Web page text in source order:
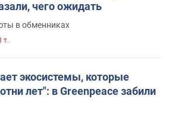
чего ожидать
в обменниках
т.
экосистемы, которые
лет": в Greenpeace забили